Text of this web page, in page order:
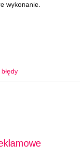
wykonanie.